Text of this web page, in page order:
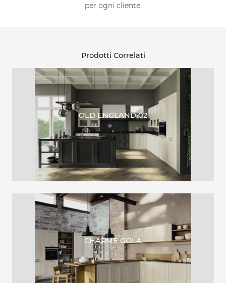
per ogni cliente.
Prodotti Correlati
OLD ENGLAND 02
CHARME GOLA